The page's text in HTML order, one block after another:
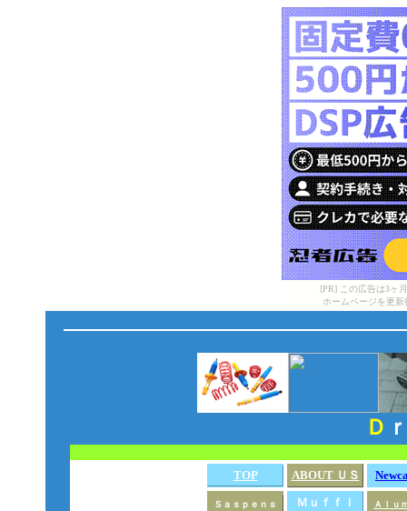
[PR] この広告は3ヶ
ホームページを更
Ｄ
TOP ABOUT ＵＳ
Ｓａｓｐｅｎｓ
Ｍｕｆｆｌ
Ａｌｕ